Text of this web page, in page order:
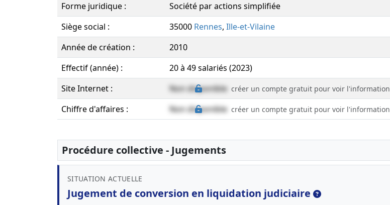
Forme juridique :
Société par actions simplifiée
Siège social :
35000 Rennes, Ille-et-Vilaine
Année de création :
2010
Effectif (année) :
20 à 49 salariés (2023)
Site Internet :
Non disponible créer un compte gratuit pour voir l'information
Chiffre d'affaires : Non disponible créer un compte gratuit pour voir l'information
Procédure collective - Jugements
SITUATION ACTUELLE
Jugement de conversion en liquidation judiciaire